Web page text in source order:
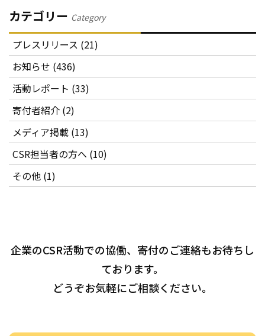
カテゴリー Category
プレスリリース (21)
お知らせ (436)
活動レポート (33)
寄付者紹介 (2)
メディア掲載 (13)
CSR担当者の方へ (10)
その他 (1)
企業のCSR活動での協働、寄付のご連絡もお待ちし
ております。
どうぞお気軽にご相談ください。